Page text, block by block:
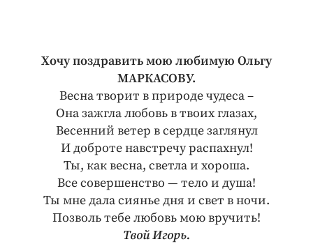
Хочу поздравить мою любимую Ольгу
МАРКАСОВУ.
Весна творит в природе чудеса –
Она зажгла любовь в твоих глазах,
Весенний ветер в сердце заглянул
И доброте навстречу распахнул!
Ты, как весна, светла и хороша.
Все совершенство — тело и душа!
Ты мне дала сиянье дня и свет в ночи.
Позволь тебе любовь мою вручить!
Твой Игорь.